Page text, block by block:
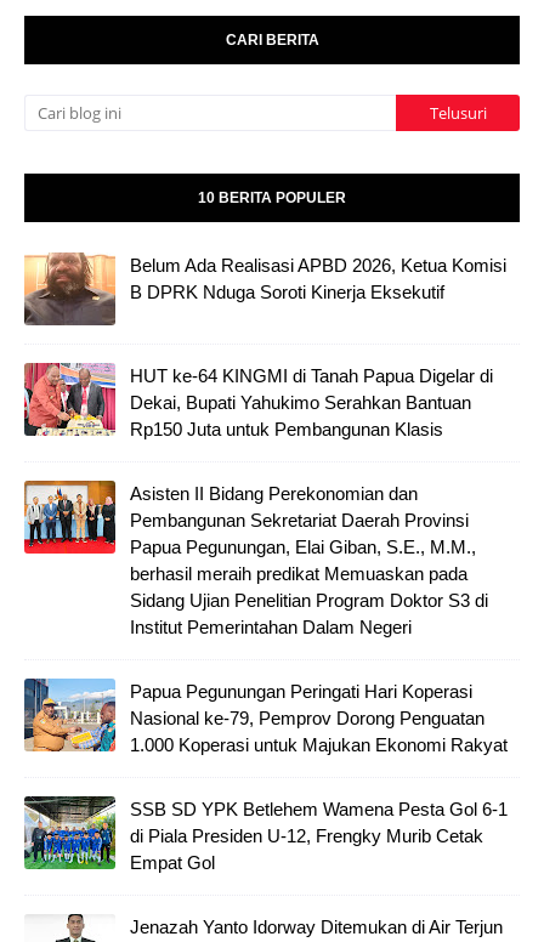
CARI BERITA
10 BERITA POPULER
Belum Ada Realisasi APBD 2026, Ketua Komisi
B DPRK Nduga Soroti Kinerja Eksekutif
HUT ke-64 KINGMI di Tanah Papua Digelar di
Dekai, Bupati Yahukimo Serahkan Bantuan
Rp150 Juta untuk Pembangunan Klasis
Asisten II Bidang Perekonomian dan
Pembangunan Sekretariat Daerah Provinsi
Papua Pegunungan, Elai Giban, S.E., M.M.,
berhasil meraih predikat Memuaskan pada
Sidang Ujian Penelitian Program Doktor S3 di
Institut Pemerintahan Dalam Negeri
Papua Pegunungan Peringati Hari Koperasi
Nasional ke-79, Pemprov Dorong Penguatan
1.000 Koperasi untuk Majukan Ekonomi Rakyat
SSB SD YPK Betlehem Wamena Pesta Gol 6-1
di Piala Presiden U-12, Frengky Murib Cetak
Empat Gol
Jenazah Yanto Idorway Ditemukan di Air Terjun